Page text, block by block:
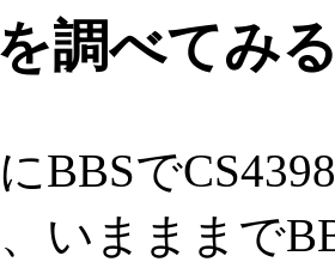
調べてみ
BBSで
いまままで